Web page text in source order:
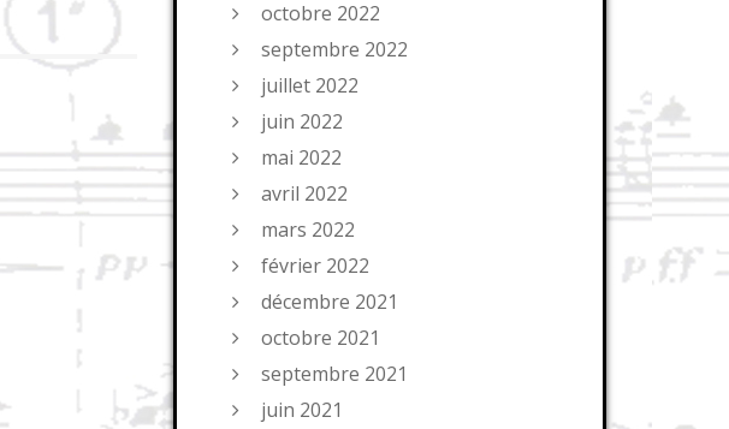
octobre 2022
septembre 2022
juillet 2022
juin 2022
mai 2022
avril 2022
mars 2022
février 2022
décembre 2021
octobre 2021
septembre 2021
juin 2021